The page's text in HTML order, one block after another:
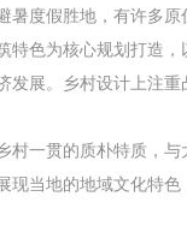
暑度假胜地，有许多
特色为核心规划打造
发展。乡村设计上注
村一贯的质朴特质，
现当地的地域文化特